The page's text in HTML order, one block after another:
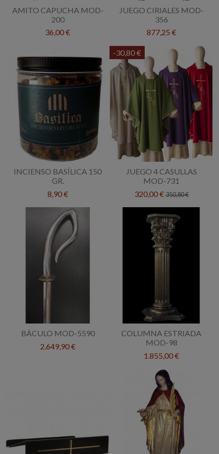
AMITO CAPUCHA MOD-
200
36,00 €
JUEGO CIRIALES MOD-
356
877,25 €
INCIENSO BASÍLICA 150
GR.
8,90 €
-30,80 €
JUEGO 4 CASULLAS
MOD-731
320,00 €350,80 €
BÁCULO MOD-5590
2.649,90 €
COLUMNA ESTRIADA
MOD-98
1.855,00 €